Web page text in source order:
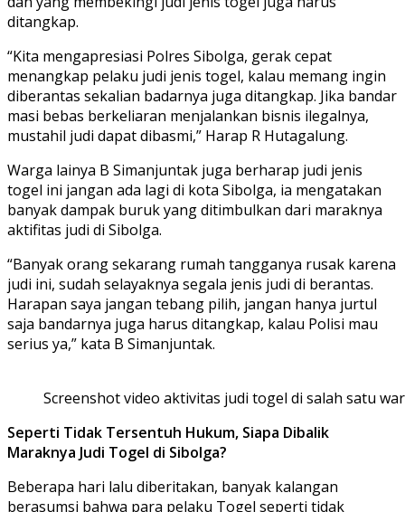
ditangkap.
“Kita mengapresiasi Polres Sibolga, gerak cepat
menangkap pelaku judi jenis togel, kalau memang ingin
diberantas sekalian badarnya juga ditangkap. Jika bandar
masi bebas berkeliaran menjalankan bisnis ilegalnya,
mustahil judi dapat dibasmi,” Harap R Hutagalung.
Warga lainya B Simanjuntak juga berharap judi jenis
togel ini jangan ada lagi di kota Sibolga, ia mengatakan
banyak dampak buruk yang ditimbulkan dari maraknya
aktifitas judi di Sibolga.
“Banyak orang sekarang rumah tangganya rusak karena
judi ini, sudah selayaknya segala jenis judi di berantas.
Harapan saya jangan tebang pilih, jangan hanya jurtul
saja bandarnya juga harus ditangkap, kalau Polisi mau
serius ya,” kata B Simanjuntak.
Screenshot video aktivitas judi togel di salah satu
Seperti Tidak Tersentuh Hukum, Siapa Dibalik
Maraknya Judi Togel di Sibolga?
Beberapa hari lalu diberitakan, banyak kalangan
berasumsi bahwa para pelaku Togel seperti tidak